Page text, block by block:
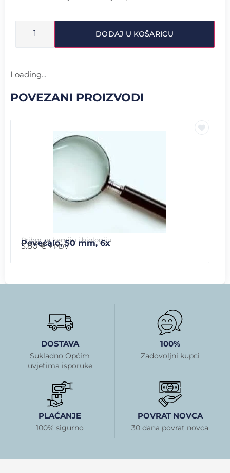
DODAJ U KOŠARICU
Loading...
POVEZANI PROIZVODI
Pribor za kemiju i biologiju
Povećalo, 50 mm, 6x
3.80€ + PDV
DOSTAVA
Sukladno Općim
uvjetima isporuke
100%
Zadovoljni kupci
PLAĆANJE
100% sigurno
POVRAT NOVCA
30 dana povrat novca